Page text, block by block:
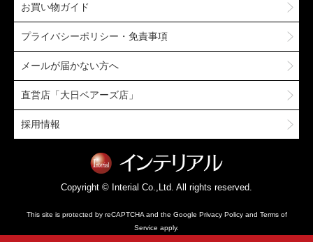
お買い物ガイド
プライバシーポリシー・免責事項
メールが届かない方へ
直営店「大日ベアーズ店」
採用情報
Copyright © Interial Co.,Ltd. All rights reserved.
This site is protected by reCAPTCHA and the Google Privacy Policyand Terms of
Service apply.